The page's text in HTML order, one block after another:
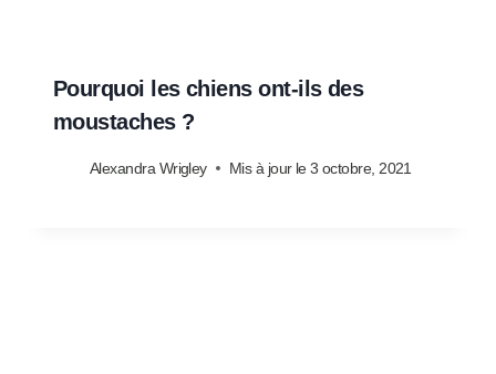
Pourquoi les chiens ont-ils des
moustaches ?
Alexandra Wrigley Mis à jour le3 octobre, 2021